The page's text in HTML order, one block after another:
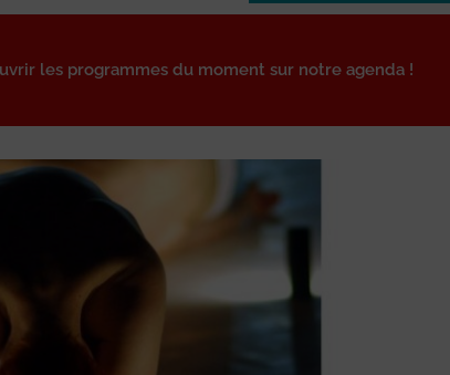
les programmes du moment sur notre agenda !